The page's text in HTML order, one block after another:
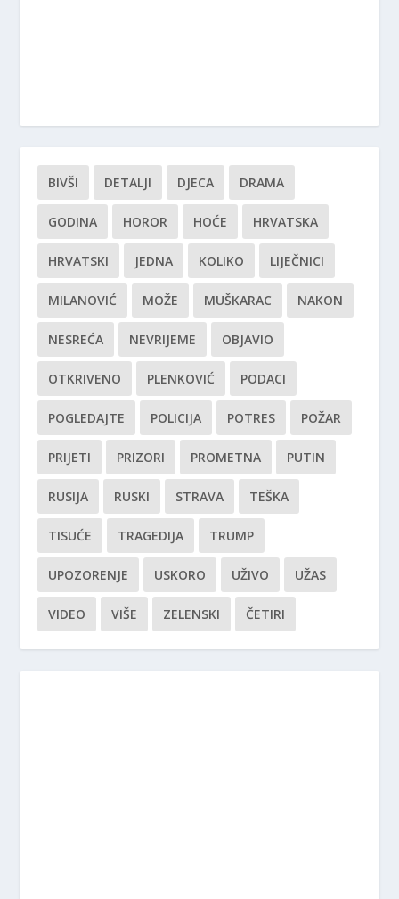
BIVŠI DETALJI DJECA DRAMA
GODINA HOROR HOĆE HRVATSKA
HRVATSKI JEDNA KOLIKO LIJEČNICI
MILANOVIĆ MOŽE MUŠKARAC NAKON
NESREĆA NEVRIJEME OBJAVIO
OTKRIVENO PLENKOVIĆ PODACI
POGLEDAJTE POLICIJA POTRES POŽAR
PRIJETI PRIZORI PROMETNA PUTIN
RUSIJA RUSKI STRAVA TEŠKA
TISUĆE TRAGEDIJA TRUMP
UPOZORENJE USKORO UŽIVO UŽAS
VIDEO VIŠE ZELENSKI ČETIRI